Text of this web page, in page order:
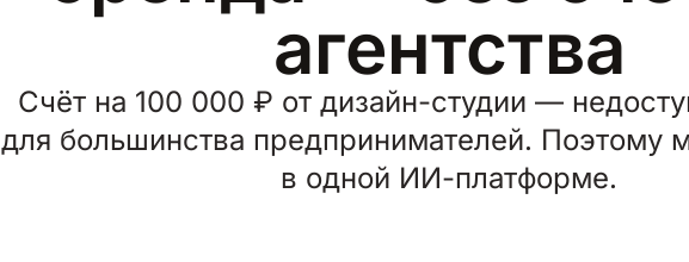
агентства
Счёт на 100 000 ₽ от дизайн-студии —
для большинства предпринимателей. Поэтому
в одной ИИ-платформе.